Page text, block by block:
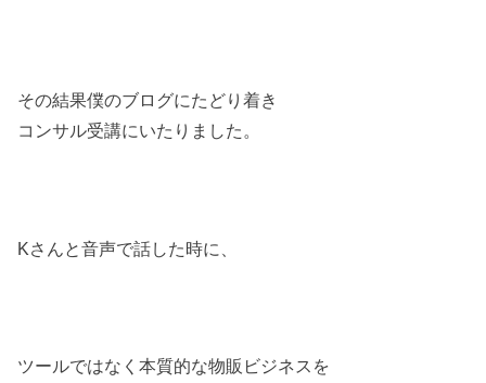
その結果僕のブログにたどり着き
コンサル受講にいたりました。
Kさんと音声で話した時に、
ツールではなく本質的な物販ビジネスを